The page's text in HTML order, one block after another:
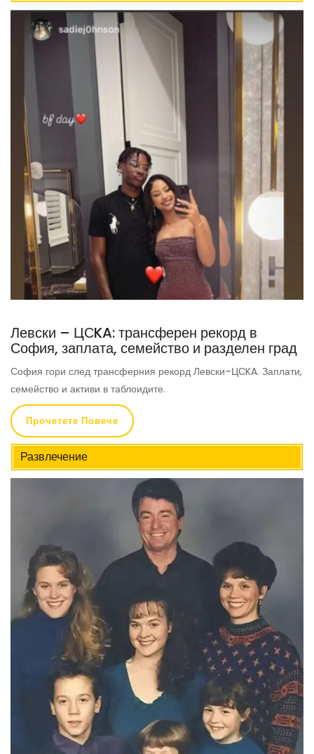
Левски – ЦСKA: трансферен рекорд в
София, заплата, семейство и разделен град
София гори след трансферния рекорд Левски–ЦСKA. Заплати,
семейство и активи в таблоидите.
Прочетете Повече
Развлечение